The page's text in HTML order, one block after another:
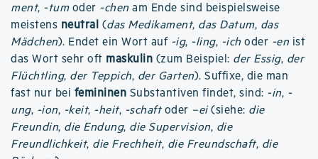
ment, -tumoder -chen am Ende sind beispielsweise
meistens neutral (das Medikament, das Datum, das
Mädchen). Endet ein Wort auf -ig, -ling, -ich oder -en ist
das Wort sehr oft maskulin (zum Beispiel: der Essig, der
Flüchtling, der Teppich, der Garten). Suffixe, die man
fast nur bei femininen Substantiven findet, sind: -in, -
ung, -ion, -keit, -heit, -schaftoder –ei(siehe: die
Freundin, die Endung, die Supervision, die
Freundlichkeit, die Frechheit, die Freundschaft, die